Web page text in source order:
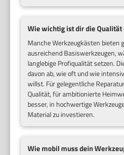
Wie wichtig ist dir die
Manche Werkzeugkästen bieten
ausreichend Basiswerkzeugen,
langlebige Profiqualität setzen.
davon ab, wie oft und wie
willst. Für gelegentliche
Qualität, für ambitionierte
besser, in hochwertige
Material zu investieren.
Wie mobil muss dein